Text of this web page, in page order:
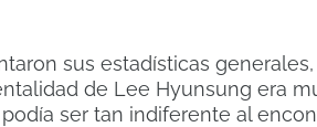
sus estadísticas
de Lee Hyunsung era
ser tan indiferente al